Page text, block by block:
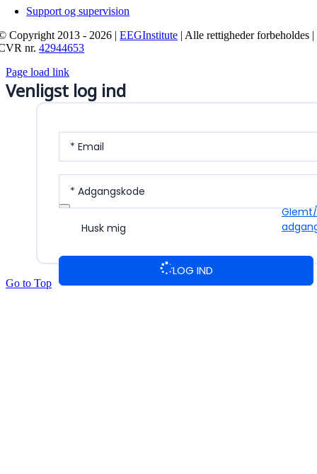
Support og supervision
Copyright 2013 - 2026 |EEGInstitute | Alle rettigheder forbeholdes |
nr.42944653
Page load link
Venligst log ind
* Email
* Adgangskode
Husk mig
LOG IND
Go to Top